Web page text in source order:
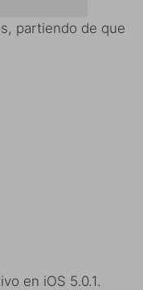
partiendo de que
en iOS 5.0.1.